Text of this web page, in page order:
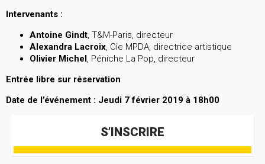
Intervenants :
Antoine Gindt, T&M-Paris, directeur
Alexandra Lacroix, Cie MPDA, directrice artistique
Olivier Michel, Péniche La Pop, directeur
Entrée libre sur réservation
Date de l’événement : Jeudi 7 février 2019 à 18h00
S’INSCRIRE